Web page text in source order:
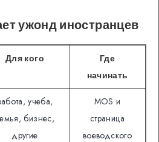
ужонд иностранцев
Для кого
Где
начинать
учеба,
бизнес,
другие
MOS и
страница
воеводского